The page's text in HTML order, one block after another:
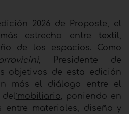
2026 de Proposte, el
estrecho entre textil,
de los espacios. Como
, Presidente de
objetivos de esta edición
más el diálogo entre el
del’mobiliario, poniendo en
entre materiales, diseño y